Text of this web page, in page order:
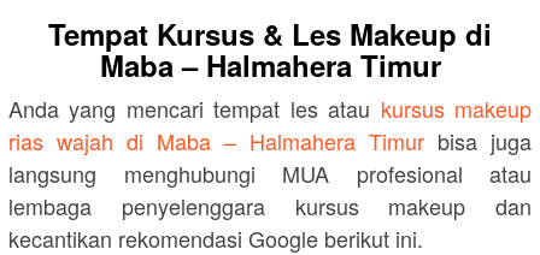
Tempat Kursus & Les Makeup di
Maba – Halmahera Timur
Anda yang mencari tempat les atau kursus makeup
rias wajah di Maba – Halmahera Timur bisa juga
langsung menghubungi MUA profesional atau
lembaga penyelenggara kursus makeup dan
kecantikan rekomendasi Google berikut ini.